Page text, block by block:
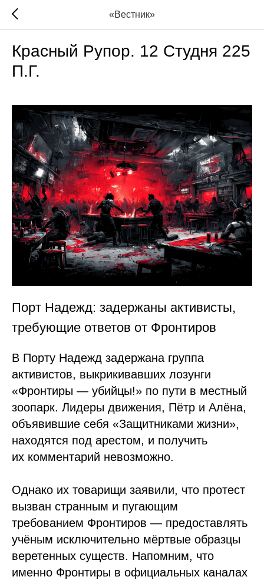
«Вестник»
Красный Рупор. 12 Студня 225
П.Г.
Порт Надежд: задержаны активисты,
требующие ответов от Фронтиров
В Порту Надежд задержана группа
активистов, выкрикивавших лозунги
«Фронтиры — убийцы!» по пути в местный
зоопарк. Лидеры движения, Пётр и Алёна,
объявившие себя «Защитниками жизни»,
находятся под арестом, и получить
их комментарий невозможно.
Однако их товарищи заявили, что протест
вызван странным и пугающим
требованием Фронтиров — предоставлять
учёным исключительно мёртвые образцы
веретенных существ. Напомним, что
именно Фронтиры в официальных каналах